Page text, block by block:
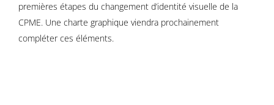
premières étapes du changement d’identité visuelle de la
CPME. Une charte graphique viendra prochainement
compléter ces éléments.